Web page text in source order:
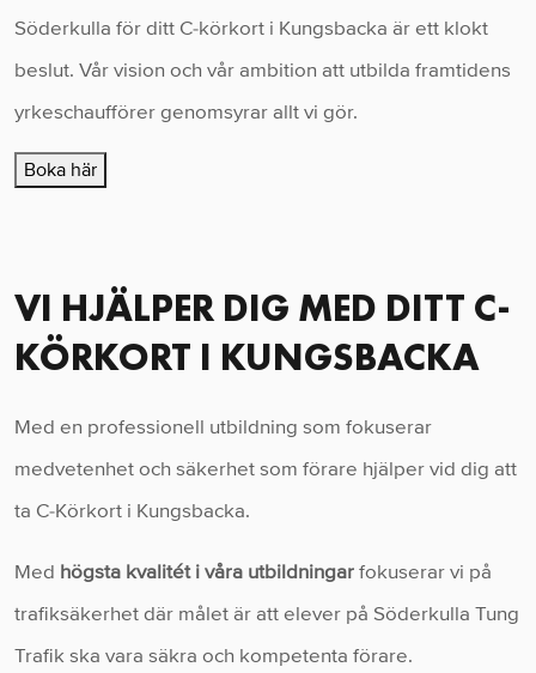
Söderkulla för ditt C-körkort i Kungsbacka är ett klokt
beslut. Vår vision och vår ambition att utbilda framtidens
yrkeschaufförer genomsyrar allt vi gör.
Boka här
VI HJÄLPER DIG MED DITT C-
KÖRKORT I KUNGSBACKA
Med en professionell utbildning som fokuserar
medvetenhet och säkerhet som förare hjälper vid dig att
ta C-Körkort i Kungsbacka.
Med högsta kvalitét i våra utbildningarfokuserar vi på
trafiksäkerhet där målet är att elever på Söderkulla Tung
Trafik ska vara säkra och kompetenta förare.